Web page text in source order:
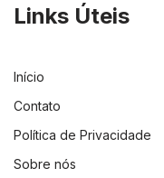
Links Úteis
Início
Contato
Política de Privacidade
Sobre nós